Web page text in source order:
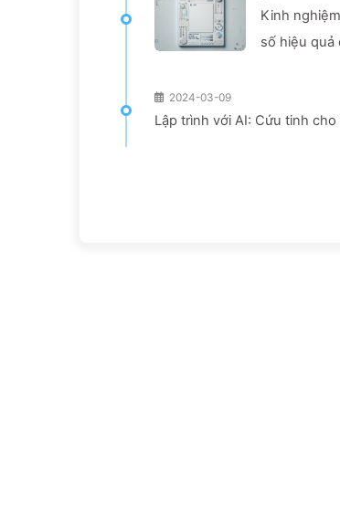
Kinh
số hiệu
2024-03-09
Lập trình với AI: Cứu tinh